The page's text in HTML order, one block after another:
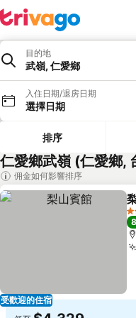
目的地
武嶺, 仁愛鄉
入住日期/退房日期
選擇日期
排序
仁愛鄉武嶺 (仁愛鄉,
佣金如何影響排序
受歡迎的住宿
3